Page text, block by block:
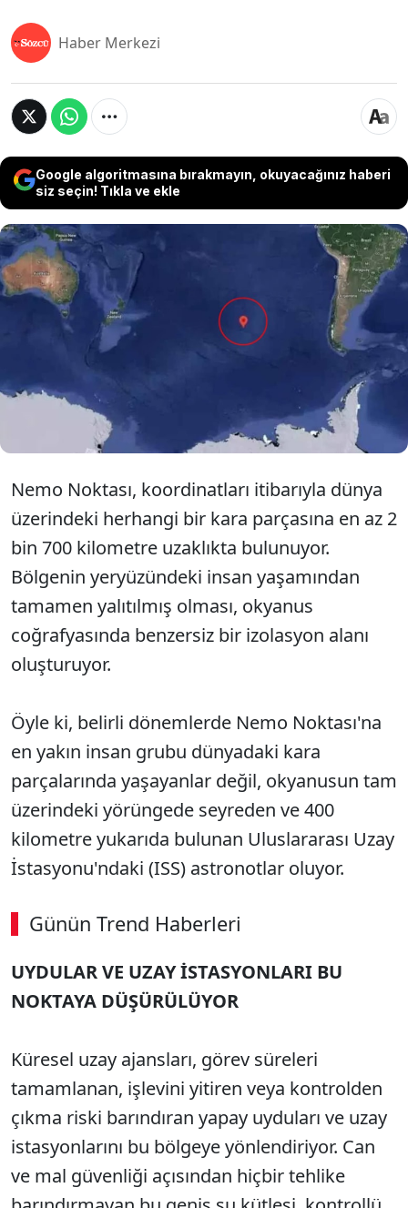
Haber Merkezi
Google algoritmasına bırakmayın, okuyacağınız haberi
siz seçin! Tıkla ve ekle
Pasifik Okyanusu'nun ortasında yer alan ve
Latincede "hiç kimse" anlamına gelen Nemo
Noktası, yeryüzünde karaya en uzak coğrafi nokta
olarak tescillenmiş durumda. İnsan yerleşim
yerlerine olan devasa mesafesi ve izole yapısı
nedeniyle bu bölge, küresel uzay ajansları
tarafından görev süresi dolan uzay araçlarının
düşürüldüğü resmi bir mezarlık olarak tercih
ediliyor.
Nemo Noktası, koordinatları itibarıyla dünya
üzerindeki herhangi bir kara parçasına en az 2
bin 700 kilometre uzaklıkta bulunuyor.
Bölgenin yeryüzündeki insan yaşamından
tamamen yalıtılmış olması, okyanus
coğrafyasında benzersiz bir izolasyon alanı
oluşturuyor.
Öyle ki, belirli dönemlerde Nemo Noktası'na
en yakın insan grubu dünyadaki kara
parçalarında yaşayanlar değil, okyanusun tam
üzerindeki yörüngede seyreden ve 400
kilometre yukarıda bulunan Uluslararası Uzay
İstasyonu'ndaki (ISS) astronotlar oluyor.
Günün Trend Haberleri
UYDULAR VE UZAY İSTASYONLARI BU
NOKTAYA DÜŞÜRÜLÜYOR
Küresel uzay ajansları, görev süreleri
tamamlanan, işlevini yitiren veya kontrolden
çıkma riski barındıran yapay uyduları ve uzay
istasyonlarını bu bölgeye yönlendiriyor. Can
ve mal güvenliği açısından hiçbir tehlike